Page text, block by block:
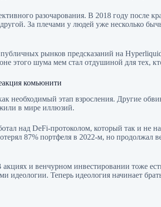
разочарования. В 2018 году после
За плечами у людей уже несколько
рынков предсказаний на
шума мем стал отдушиной для тех,
комьюнити
необходимый этап взросления. Другие
в мире иллюзий.
над DeFi-протоколом, который так и не
87% портфеля в 2022-м, но продолжал
и венчурном инвестировании тоже
идеологии. Теперь идеология начинает